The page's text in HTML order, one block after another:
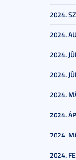
2024.
2024.
2024.
2024.
2024.
2024.
2024.
2024.